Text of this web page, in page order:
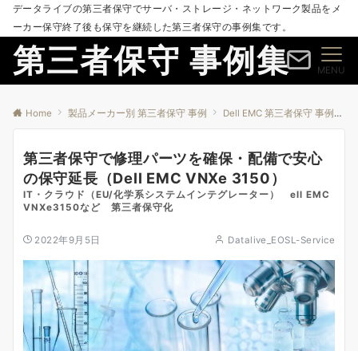
データライブの第三者保守でサーバ・ストレージ・ネットワーク製品をメ
ーカー保守終了後も保守を継続した第三者保守の事例集です。
第三者保守 事例集 MENU
Home 製品メーカー別 第三者保守 事例 Dell EMC 第三者保守 事例
第三者保守で修理パーツを確保・配備で安心
の保守延長（Dell EMC VNXe 3150）
IT・クラウド（EU/化学系システムインテグレーター） ell EMC
VNXe3150など 第三者保守化
2022年9月5日 Datalive_EOSL-Service